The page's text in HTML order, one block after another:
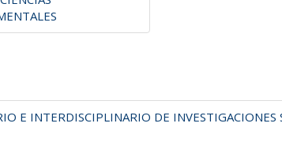
E INTERDISCIPLINARIO DE